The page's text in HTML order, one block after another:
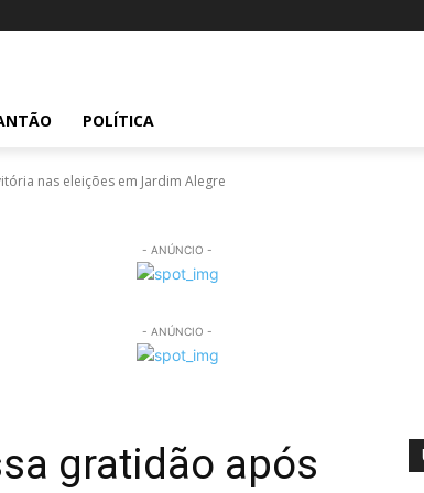
POLÍTICA
nas eleições em Jardim Alegre
- ANÚNCIO -
- ANÚNCIO -
gratidão após